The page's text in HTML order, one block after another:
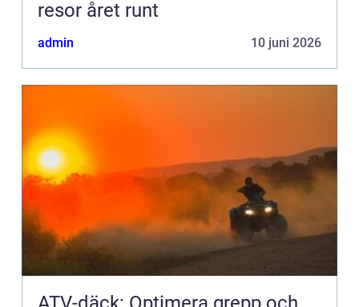
resor året runt
admin 10 juni 2026